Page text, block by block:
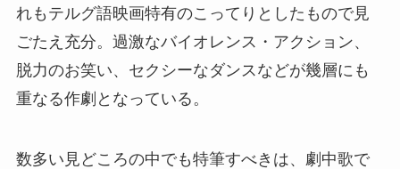
れもテルグ語映画特有のこってりとしたもので見
ごたえ充分。過激なバイオレンス・アクション、
脱力のお笑い、セクシーなダンスなどが幾層にも
重なる作劇となっている。
数多い見どころの中でも特筆すべきは、劇中歌で